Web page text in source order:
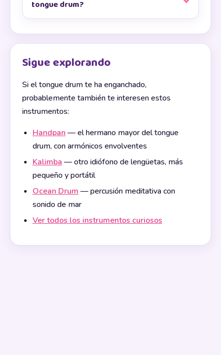
tongue drum?
Sigue explorando
Si el tongue drum te ha enganchado,
probablemente también te interesen estos
instrumentos:
Handpan — el hermano mayor del tongue
drum, con armónicos envolventes
Kalimba — otro idiófono de lengüetas, más
pequeño y portátil
Ocean Drum — percusión meditativa con
sonido de mar
Ver todos los instrumentos curiosos